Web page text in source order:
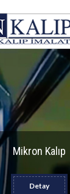
Mikron Kalıp
Detay